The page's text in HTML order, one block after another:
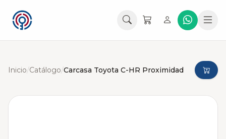
Inicio/Catálogo/Carcasa Toyota C-HR Proximidad